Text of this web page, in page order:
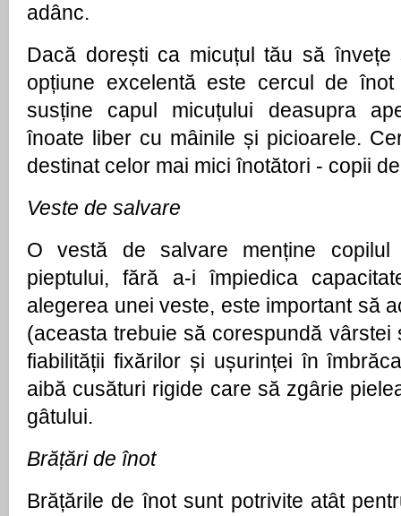
adânc.
Dacă dorești ca micuțul tău să
opțiune excelentă este cercul de
susține capul micuțului deasupra
înoate liber cu mâinile și picioarele.
destinat celor mai mici înotători - copii
Veste de salvare
O vestă de salvare menține
pieptului, fără a-i împiedica
alegerea unei veste, este important să
(aceasta trebuie să corespundă vârstei
fiabilității fixărilor și ușurinței în
aibă cusături rigide care să zgârie
gâtului.
Brățări de înot
Brățările de înot sunt potrivite atât